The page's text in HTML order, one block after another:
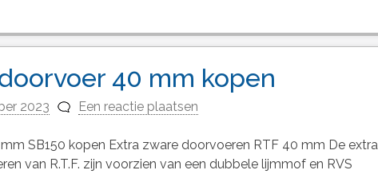
40 mm kopen
2023 Een reactie plaatsen
SB150 kopen Extra zware doorvoeren RTF 40 mm De extra
van R.T.F. zijn voorzien van een dubbele lijmmof en RVS